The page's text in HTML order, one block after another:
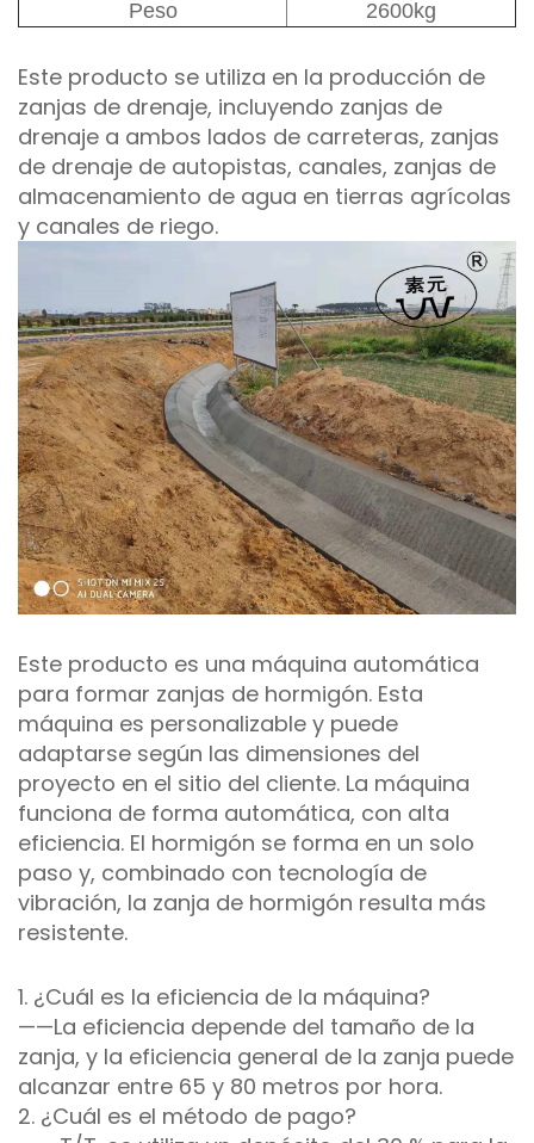
Peso
2600kg
Este producto se utiliza en la producción de
zanjas de drenaje, incluyendo zanjas de
drenaje a ambos lados de carreteras, zanjas
de drenaje de autopistas, canales, zanjas de
almacenamiento de agua en tierras agrícolas
y canales de riego.
Este producto es una máquina automática
para formar zanjas de hormigón. Esta
máquina es personalizable y puede
adaptarse según las dimensiones del
proyecto en el sitio del cliente. La máquina
funciona de forma automática, con alta
eficiencia. El hormigón se forma en un solo
paso y, combinado con tecnología de
vibración, la zanja de hormigón resulta más
resistente.
1. ¿Cuál es la eficiencia de la máquina?
——La eficiencia depende del tamaño de la
zanja, y la eficiencia general de la zanja puede
alcanzar entre 65 y 80 metros por hora.
2. ¿Cuál es el método de pago?